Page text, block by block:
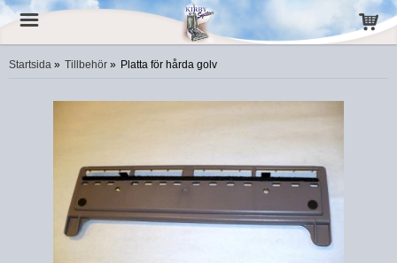
Startsida » Tillbehör » Platta för hårda golv